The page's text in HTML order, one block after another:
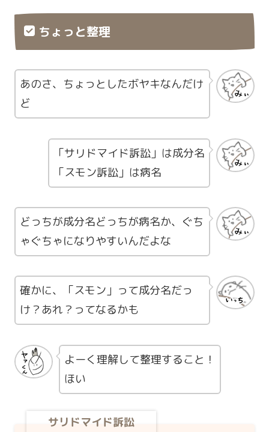
ちょっと整理
あのさ、ちょっとしたボヤキなんだけ
ど
「サリドマイド訴訟」は成分名
「スモン訴訟」は病名
どっちが成分名どっちが病名か、ぐち
ゃぐちゃになりやすいんだよな
確かに、「スモン」って成分名だっ
け？あれ？ってなるかも
よーく理解して整理すること！
ほい
サリドマイド訴訟